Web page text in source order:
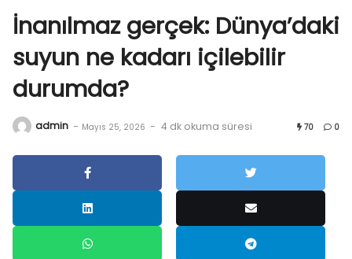
İnanılmaz gerçek: Dünya’daki
suyun ne kadarı içilebilir
durumda?
admin - Mayıs 25, 2026 - 4 dk okuma süresi 70 0